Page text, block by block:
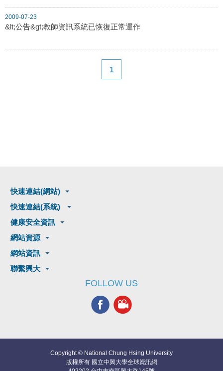
2009-07-23
&lt;公告&gt;教師資訊系統已恢復正常運作
1
快速連結(網站)
快速連結(系統)
健康安全資訊
網站資源
網站資訊
聯繫興大
FOLLOW US
Copyright © National Chung Hsing University
版權所有 國立中興大學全球資訊網